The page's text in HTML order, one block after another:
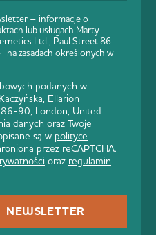
– informacje o
lub usługach Marty
Ltd., Paul Street 86-
zasadach określonych w
podanych w
Ellarion
90, London, United
danych oraz Twoje
są w polityce
przez reCAPTCHA.
oraz regulamin
NEWSLETTER